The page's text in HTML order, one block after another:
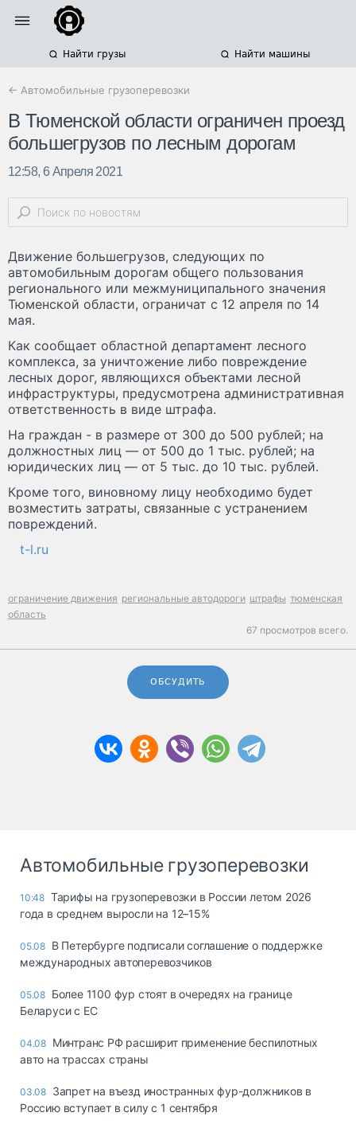
Найти грузы Найти машины
← Автомобильные грузоперевозки
В Тюменской области ограничен проезд
большегрузов по лесным дорогам
12:58, 6 Апреля 2021
Движение большегрузов, следующих по
автомобильным дорогам общего пользования
регионального или межмуниципального значения
Тюменской области, ограничат с 12 апреля по 14
мая.
Как сообщает областной департамент лесного
комплекса, за уничтожение либо повреждение
лесных дорог, являющихся объектами лесной
инфраструктуры, предусмотрена административная
ответственность в виде штрафа.
На граждан - в размере от 300 до 500 рублей; на
должностных лиц — от 500 до 1 тыс. рублей; на
юридических лиц — от 5 тыс. до 10 тыс. рублей.
Кроме того, виновному лицу необходимо будет
возместить затраты, связанные с устранением
повреждений.
t-l.ru
ограничение движения региональные автодороги штрафы тюменская
область
67 просмотров всего.
ОБСУДИТЬ
Автомобильные грузоперевозки
10:48 Тарифы на грузоперевозки в России летом 2026
года в среднем выросли на 12–15%
05.08 В Петербурге подписали соглашение о поддержке
международных автоперевозчиков
05.08 Более 1100 фур стоят в очередях на границе
Беларуси с ЕС
04.08 Минтранс РФ расширит применение беспилотных
авто на трассах страны
03.08 Запрет на въезд иностранных фур-должников в
Россию вступает в силу с 1 сентября